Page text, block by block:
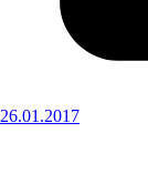
26.01.2017